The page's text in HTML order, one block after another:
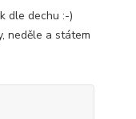
dle dechu :-)
neděle a státem